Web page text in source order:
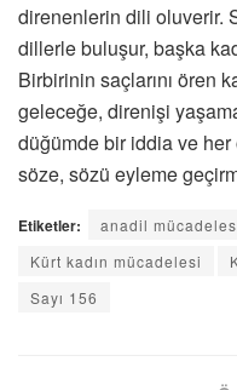
direnenlerin dili oluverir.
dillerle buluşur, başka
Birbirinin saçlarını ören
geleceğe, direnişi
düğümde bir iddia ve her
söze, sözü eyleme
Etiketler: anadil
Kürt kadın mücadelesi
Sayı 156